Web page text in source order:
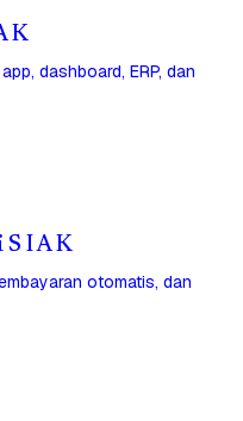
K
dashboard, ERP, dan
I A K
otomatis, dan